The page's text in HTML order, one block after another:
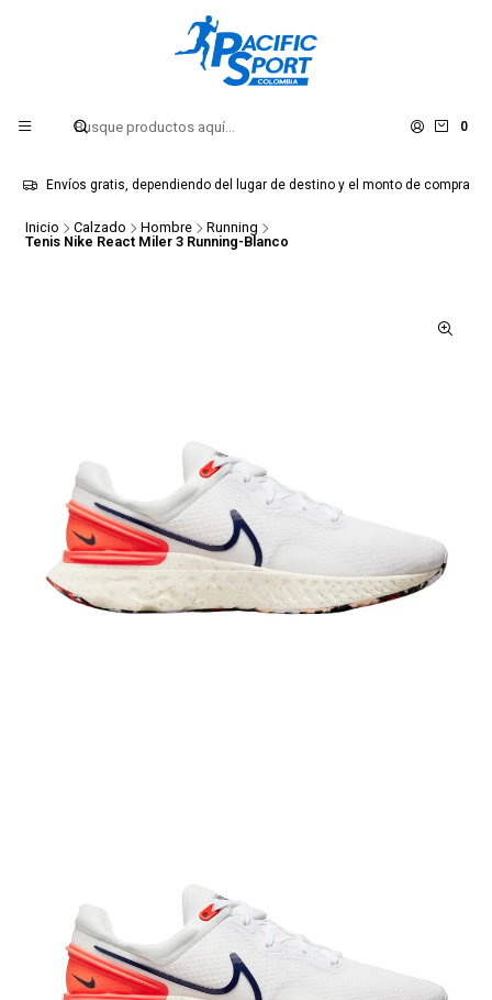
0
Envíos gratis, dependiendo del lugar de destino y el monto de compra
Inicio Calzado Hombre
Running
Tenis Nike React Miler 3 Running-Blanco